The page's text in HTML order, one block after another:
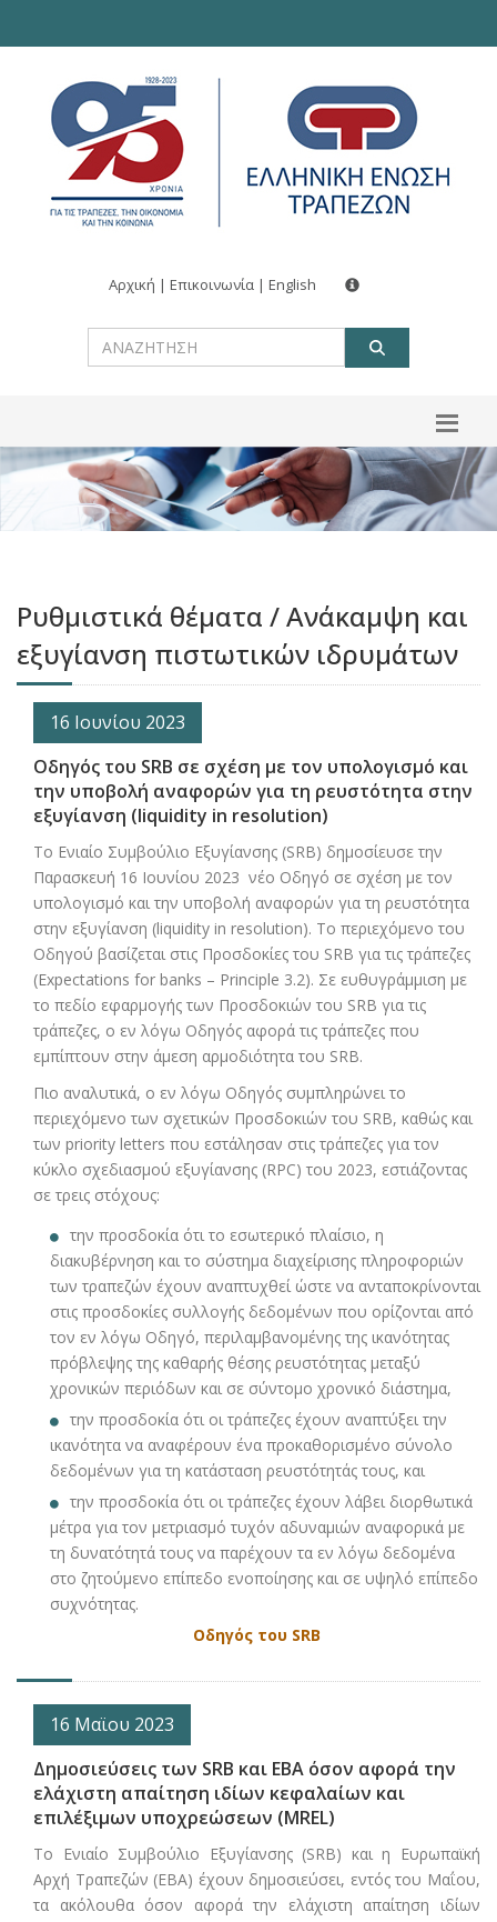
Αρχική | Επικοινωνία | English
Ρυθμιστικά θέματα / Ανάκαμψη και
εξυγίανση πιστωτικών ιδρυμάτων
16 Ιουνίου 2023
Οδηγός του SRB σε σχέση με τον υπολογισμό και
την υποβολή αναφορών για τη ρευστότητα στην
εξυγίανση (liquidity in resolution)
Το Ενιαίο Συμβούλιο Εξυγίανσης (SRB) δημοσίευσε την
Παρασκευή 16 Ιουνίου 2023 νέο Οδηγό σε σχέση με τον
υπολογισμό και την υποβολή αναφορών για τη ρευστότητα
στην εξυγίανση (liquidity in resolution). Το περιεχόμενο του
Οδηγού βασίζεται στις Προσδοκίες του SRB για τις τράπεζες
(Expectations for banks – Principle 3.2). Σε ευθυγράμμιση με
το πεδίο εφαρμογής των Προσδοκιών του SRB για τις
τράπεζες, ο εν λόγω Οδηγός αφορά τις τράπεζες που
εμπίπτουν στην άμεση αρμοδιότητα του SRB.
Πιο αναλυτικά, ο εν λόγω Οδηγός συμπληρώνει το
περιεχόμενο των σχετικών Προσδοκιών του SRB, καθώς και
των priority letters που εστάλησαν στις τράπεζες για τον
κύκλο σχεδιασμού εξυγίανσης (RPC) του 2023, εστιάζοντας
σε τρεις στόχους:
την προσδοκία ότι το εσωτερικό πλαίσιο, η
διακυβέρνηση και το σύστημα διαχείρισης πληροφοριών
των τραπεζών έχουν αναπτυχθεί ώστε να ανταποκρίνονται
στις προσδοκίες συλλογής δεδομένων που ορίζονται από
τον εν λόγω Οδηγό, περιλαμβανομένης της ικανότητας
πρόβλεψης της καθαρής θέσης ρευστότητας μεταξύ
χρονικών περιόδων και σε σύντομο χρονικό διάστημα,
την προσδοκία ότι οι τράπεζες έχουν αναπτύξει την
ικανότητα να αναφέρουν ένα προκαθορισμένο σύνολο
δεδομένων για τη κατάσταση ρευστότητάς τους, και
την προσδοκία ότι οι τράπεζες έχουν λάβει διορθωτικά
μέτρα για τον μετριασμό τυχόν αδυναμιών αναφορικά με
τη δυνατότητά τους να παρέχουν τα εν λόγω δεδομένα
στο ζητούμενο επίπεδο ενοποίησης και σε υψηλό επίπεδο
συχνότητας.
Οδηγός του SRB
16 Μαϊου 2023
Δημοσιεύσεις των SRB και EBA όσον αφορά την
ελάχιστη απαίτηση ιδίων κεφαλαίων και
επιλέξιμων υποχρεώσεων (MREL)
Το Ενιαίο Συμβούλιο Εξυγίανσης (SRB) και η Ευρωπαϊκή
Αρχή Τραπεζών (EBA) έχουν δημοσιεύσει, εντός του Μαΐου,
τα ακόλουθα όσον αφορά την ελάχιστη απαίτηση ιδίων